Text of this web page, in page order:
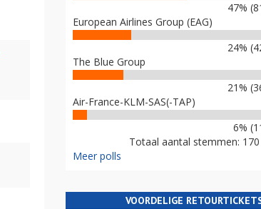
47%
European Airlines Group (EAG)
24%
The Blue Group
21%
Air-France-KLM-SAS(-TAP)
6%
Totaal aantal stemmen: 170
Meer polls
VOORDELIGE